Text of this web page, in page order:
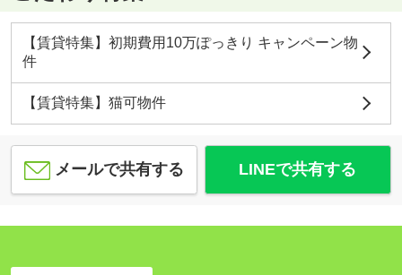
【賃貸特集】初期費用10万ぽっきり キャンペーン物
件
【賃貸特集】猫可物件
メールで共有する LINEで共有する